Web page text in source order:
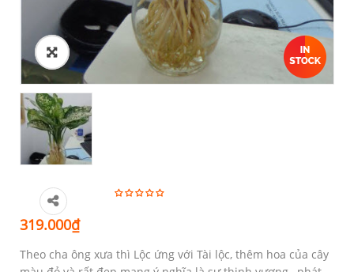
319.000₫
Theo cha ông xưa thì Lộc ứng với Tài lộc, thêm hoa của cây